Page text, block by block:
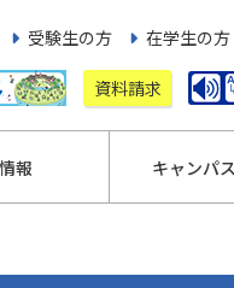
受験生の方 在学生の方
資料請求
報 キャンパ